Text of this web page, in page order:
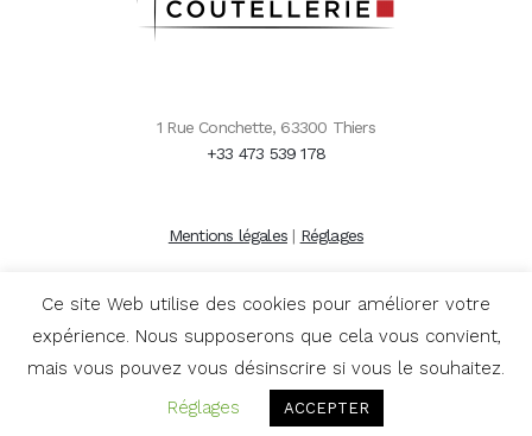
1 Rue Conchette, 63300 Thiers
+33 473 539 178
Mentions légales| Réglages
Ce site Web utilise des cookies pour améliorer votre
expérience. Nous supposerons que cela vous convient,
mais vous pouvez vous désinscrire si vous le souhaitez.
Réglages
ACCEPTER